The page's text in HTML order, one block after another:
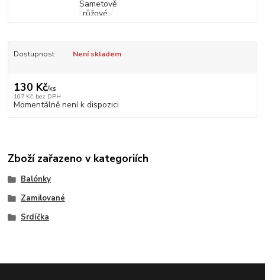
Dostupnost Není skladem
130 Kč/ks
107 Kč bez DPH
Momentálně není k dispozici
Zboží zařazeno v kategoriích
Balónky
Zamilované
Srdíčka